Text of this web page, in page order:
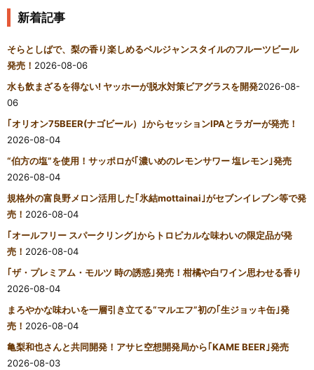
新着記事
そらとしばで、梨の香り楽しめるベルジャンスタイルのフルーツビール
発売！ 2026-08-06
水も飲まざるを得ない! ヤッホーが脱水対策ビアグラスを開発2026-08-
06
｢オリオン75BEER(ナゴビール）｣からセッションIPAとラガーが発売！
2026-08-04
“伯方の塩”を使用！サッポロが｢濃いめのレモンサワー 塩レモン｣発売
2026-08-04
規格外の富良野メロン活用した｢氷結mottainai｣がセブンイレブン等で発
売！ 2026-08-04
｢オールフリー スパークリング｣からトロピカルな味わいの限定品が発
売！ 2026-08-04
｢ザ・プレミアム・モルツ 時の誘惑｣発売！柑橘や白ワイン思わせる香り
2026-08-04
まろやかな味わいを一層引き立てる“マルエフ”初の｢生ジョッキ缶｣発
売！ 2026-08-04
亀梨和也さんと共同開発！アサヒ空想開発局から｢KAME BEER｣発売
2026-08-03